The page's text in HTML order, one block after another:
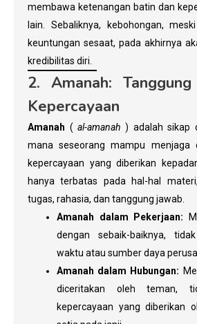
membawa ketenangan batin dan
lain. Sebaliknya, kebohongan,
keuntungan sesaat, pada akhirnya
kredibilitas diri.
2. Amanah:
Kepercayaan
Amanah (al-amanah ) adalah sikap
mana seseorang mampu menjaga
kepercayaan yang diberikan
hanya terbatas pada hal-hal
tugas, rahasia, dan tanggung jawab.
Amanah dalam Pekerjaan:
dengan sebaik-baiknya,
waktu atau sumber daya
Amanah dalam Hubungan:
diceritakan oleh teman,
kepercayaan yang diberikan